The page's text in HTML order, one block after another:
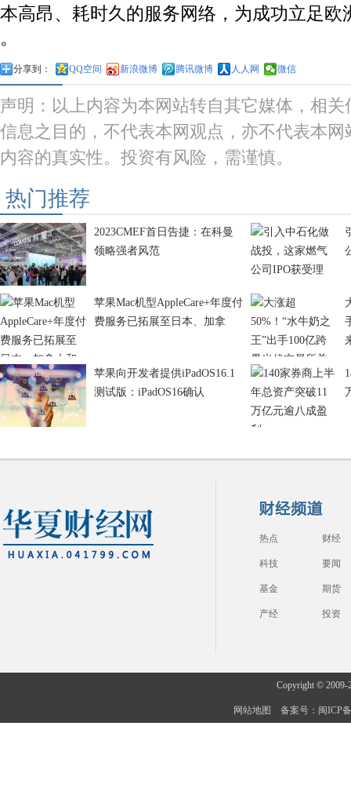
本高昂、耗时久的服务网络，为成功立足欧
。
分享到： QQ空间 新浪微博 腾讯微博 人人网 微信
声明：以上内容为本网站转自其它媒体，相
信息之目的，不代表本网观点，亦不代表本
内容的真实性。投资有风险，需谨慎。
热门推荐
2023CMEF首日告捷：在科曼
领略强者风范
苹果Mac机型AppleCare+年度付
费服务已拓展至日本、加拿
苹果向开发者提供iPadOS16.1
测试版：iPadOS16确认
热点 财经
科技 要闻
基金 期货
产经 投资
Copyright © 2009-
网站地图 备案号：闽ICP